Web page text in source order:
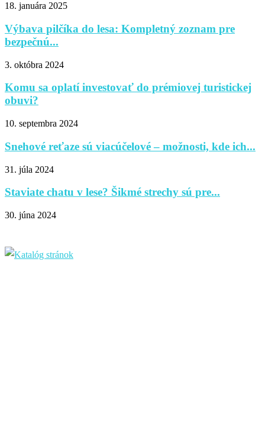
18. januára 2025
Výbava pilčíka do lesa: Kompletný zoznam pre
bezpečnú...
3. októbra 2024
Komu sa oplatí investovať do prémiovej turistickej
obuvi?
10. septembra 2024
Snehové reťaze sú viacúčelové – možnosti, kde ich...
31. júla 2024
Staviate chatu v lese? Šikmé strechy sú pre...
30. júna 2024